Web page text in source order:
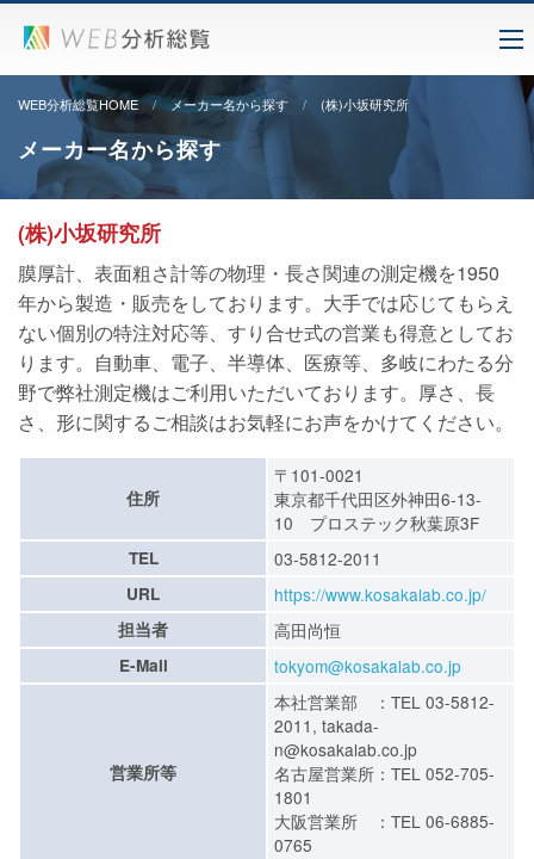
WEB分析総覧HOME メーカー名から探す (株)小坂研究所
メーカー名から探す
(株)小坂研究所
膜厚計、表面粗さ計等の物理・長さ関連の測定機を1950
年から製造・販売をしております。大手では応じてもらえ
ない個別の特注対応等、すり合せ式の営業も得意としてお
ります。自動車、電子、半導体、医療等、多岐にわたる分
野で弊社測定機はご利用いただいております。厚さ、長
さ、形に関するご相談はお気軽にお声をかけてください。
住所
〒101-0021
東京都千代田区外神田6-13-
10 プロステック秋葉原3F
TEL 03-5812-2011
URL https://www.kosakalab.co.jp/
担当者 高田尚恒
E-Mail tokyom@kosakalab.co.jp
営業所等
本社営業部 ：TEL 03-5812-
2011, takada-
n@kosakalab.co.jp
名古屋営業所：TEL 052-705-
1801
大阪営業所 ：TEL 06-6885-
0765